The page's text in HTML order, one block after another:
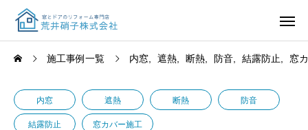
施工事例一覧 内窓 遮熱 断熱 防音 結露防止 窓
内窓 遮熱 断熱 防音
結露防止 窓カバー施工